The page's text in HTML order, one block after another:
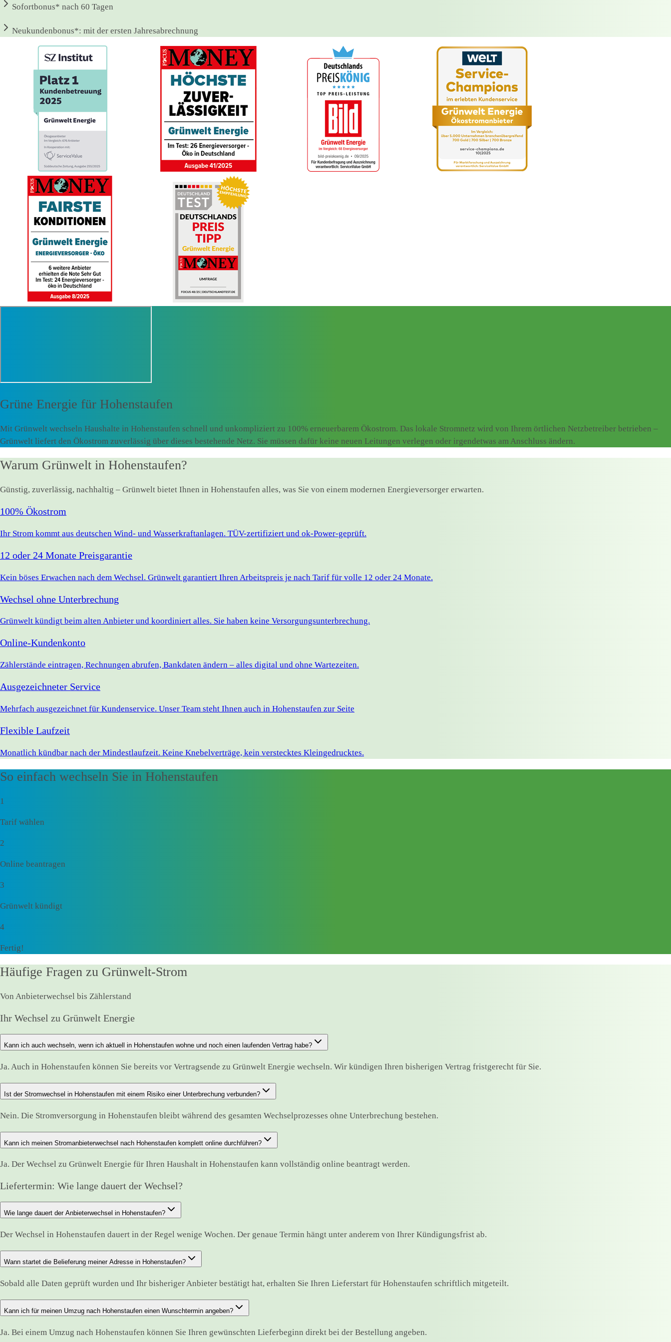
Sofortbonus* nach 60 Tagen
Neukundenbonus*: mit der ersten Jahresabrechnung
Grüne Energie für Hohenstaufen
Mit Grünwelt wechseln Haushalte in Hohenstaufen schnell und unkompliziert zu 100% erneuerbarem Ökostrom. Das lokale Stromnetz wird von Ihrem örtlichen Netzbetreiber betrieben –
Grünwelt liefert den Ökostrom zuverlässig über dieses bestehende Netz. Sie müssen dafür keine neuen Leitungen verlegen oder irgendetwas am Anschluss ändern.
Warum Grünwelt in Hohenstaufen?
Günstig, zuverlässig, nachhaltig – Grünwelt bietet Ihnen in Hohenstaufen alles, was Sie von einem modernen Energieversorger erwarten.
100% Ökostrom
Ihr Strom kommt aus deutschen Wind- und Wasserkraftanlagen. TÜV-zertifiziert und ok-Power-geprüft.
12 oder 24 Monate Preisgarantie
Kein böses Erwachen nach dem Wechsel. Grünwelt garantiert Ihren Arbeitspreis je nach Tarif für volle 12 oder 24 Monate.
Wechsel ohne Unterbrechung
Grünwelt kündigt beim alten Anbieter und koordiniert alles. Sie haben keine Versorgungsunterbrechung.
Online-Kundenkonto
Zählerstände eintragen, Rechnungen abrufen, Bankdaten ändern – alles digital und ohne Wartezeiten.
Ausgezeichneter Service
Mehrfach ausgezeichnet für Kundenservice. Unser Team steht Ihnen auch in Hohenstaufen zur Seite
Flexible Laufzeit
Monatlich kündbar nach der Mindestlaufzeit. Keine Knebelverträge, kein verstecktes Kleingedrucktes.
So einfach wechseln Sie in Hohenstaufen
1
Tarif wählen
2
Online beantragen
3
Grünwelt kündigt
4
Fertig!
Häufige Fragen zu Grünwelt-Strom
Von Anbieterwechsel bis Zählerstand
Ihr Wechsel zu Grünwelt Energie
Kann ich auch wechseln, wenn ich aktuell in Hohenstaufen wohne und noch einen laufenden Vertrag habe?
Ja. Auch in Hohenstaufen können Sie bereits vor Vertragsende zu Grünwelt Energie wechseln. Wir kündigen Ihren bisherigen Vertrag fristgerecht für Sie.
Ist der Stromwechsel in Hohenstaufen mit einem Risiko einer Unterbrechung verbunden?
Nein. Die Stromversorgung in Hohenstaufen bleibt während des gesamten Wechselprozesses ohne Unterbrechung bestehen.
Kann ich meinen Stromanbieterwechsel nach Hohenstaufen komplett online durchführen?
Ja. Der Wechsel zu Grünwelt Energie für Ihren Haushalt in Hohenstaufen kann vollständig online beantragt werden.
Liefertermin: Wie lange dauert der Wechsel?
Wie lange dauert der Anbieterwechsel in Hohenstaufen?
Der Wechsel in Hohenstaufen dauert in der Regel wenige Wochen. Der genaue Termin hängt unter anderem von Ihrer Kündigungsfrist ab.
Wann startet die Belieferung meiner Adresse in Hohenstaufen?
Sobald alle Daten geprüft wurden und Ihr bisheriger Anbieter bestätigt hat, erhalten Sie Ihren Lieferstart für Hohenstaufen schriftlich mitgeteilt.
Kann ich für meinen Umzug nach Hohenstaufen einen Wunschtermin angeben?
Ja. Bei einem Umzug nach Hohenstaufen können Sie Ihren gewünschten Lieferbeginn direkt bei der Bestellung angeben.